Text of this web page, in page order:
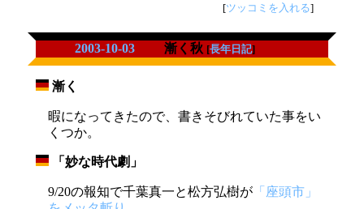
[ツッコミを入れる]
2003-10-03 漸く秋 [長年日記]
漸く
暇になってきたので、書きそびれていた事をい
くつか。
「妙な時代劇」
9/20の報知で千葉真一と松方弘樹が「座頭市」